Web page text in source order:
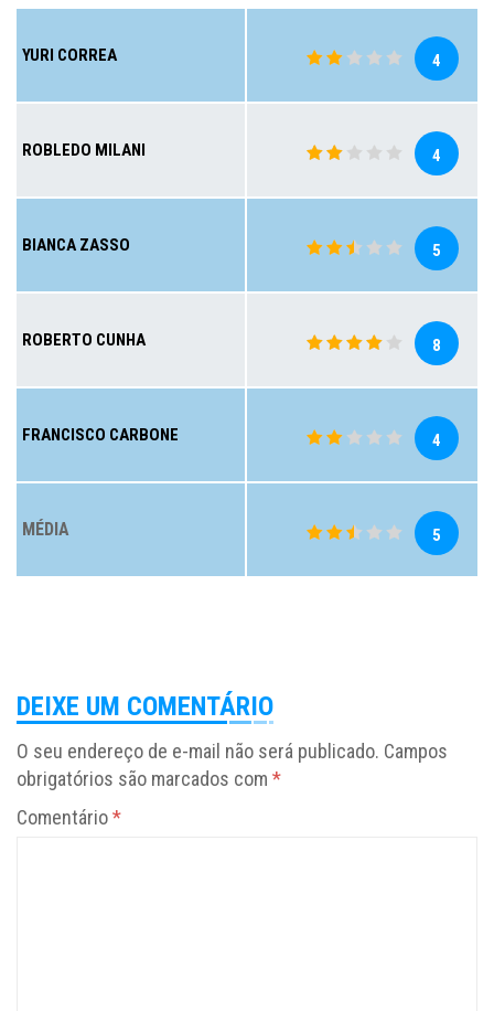
YURI CORREA 4
ROBLEDO MILANI 4
BIANCA ZASSO 5
ROBERTO CUNHA 8
FRANCISCO CARBONE 4
MÉDIA 5
DEIXE UM COMENTÁRIO
O seu endereço de e-mail não será publicado. Campos
obrigatórios são marcados com *
Comentário*